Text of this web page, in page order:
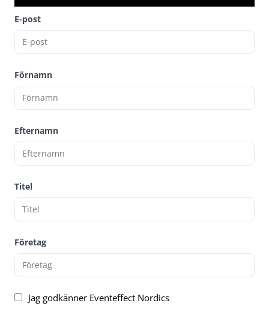
E-post
Förnamn
Efternamn
Titel
Företag
Jag godkänner Eventeffect Nordics